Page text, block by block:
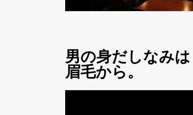
男の身だしなみは
眉毛から。